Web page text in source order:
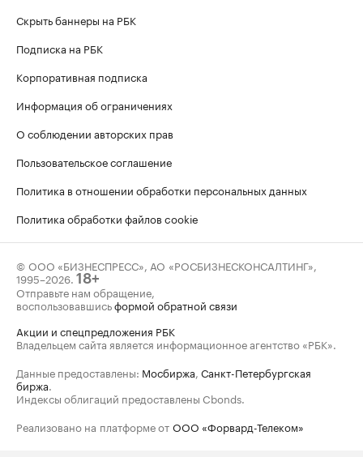
Скрыть баннеры на РБК
Подписка на РБК
Корпоративная подписка
Информация об ограничениях
О соблюдении авторских прав
Пользовательское соглашение
Политика в отношении обработки персональных данных
Политика обработки файлов cookie
© ООО «БИЗНЕСПРЕСС», АО «РОСБИЗНЕСКОНСАЛТИНГ»,
1995–2026. 18+
Отправьте нам обращение,
воспользовавшисьформой обратной связи
Акции и спецпредложения РБК
Владельцем сайта является информационное агентство «РБК».
Данные предоставлены: Мосбиржа, Санкт-Петербургская
биржа.
Индексы облигаций предоставлены Cbonds.
Реализовано на платформе от ООО «Форвард-Телеком»